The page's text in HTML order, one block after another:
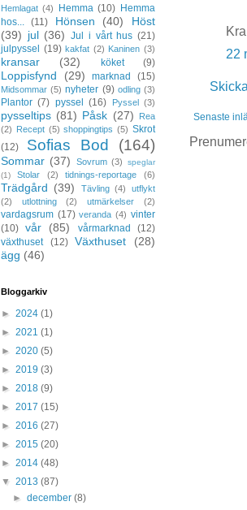
22
Senaste
Hemlagat (4) Hemma (10) Hemma
hos...
(11) Hönsen (40)
Höst
(39) jul (36) Jul i vårt hus (21)
julpyssel
(19) kakfat (2) Kaninen (3)
kransar (32) köket (9)
Loppisfynd (29) marknad (15)
Midsommar (5) nyheter (9) odling (3)
Plantor (7) pyssel (16) Pyssel (3)
pysseltips (81) Påsk (27)
Rea
(2) Recept (5) shoppingtips (5) Skrot
(12)
Sofias Bod (164)
Sommar (37) Sovrum (3)
speglar
(1)
Stolar (2) tidnings-reportage (6)
Trädgård (39) Tävling (4)
utflykt
(2)
utlottning (2) utmärkelser (2)
vardagsrum (17) veranda (4) vinter
(10) vår (85) vårmarknad
(12)
växthuset
(12) Växthuset
(28)
ägg (46)
Bloggarkiv
► 2024 (1)
► 2021 (1)
► 2020 (5)
► 2019 (3)
► 2018 (9)
► 2017 (15)
► 2016 (27)
► 2015 (20)
► 2014 (48)
▼ 2013 (87)
►december(8)